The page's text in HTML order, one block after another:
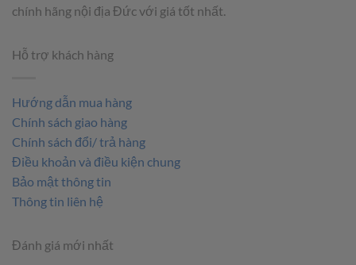
chính hãng nội địa Đức với giá tốt nhất.
Hỗ trợ khách hàng
Hướng dẫn mua hàng
Chính sách giao hàng
Chính sách đổi/ trả hàng
Điều khoản và điều kiện chung
Bảo mật thông tin
Thông tin liên hệ
Đánh giá mới nhất